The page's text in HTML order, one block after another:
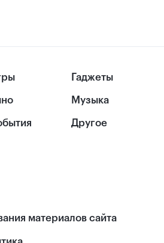
Гаджеты
Музыка
Другое
материалов сайта